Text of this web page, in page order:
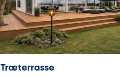
Træterrasse